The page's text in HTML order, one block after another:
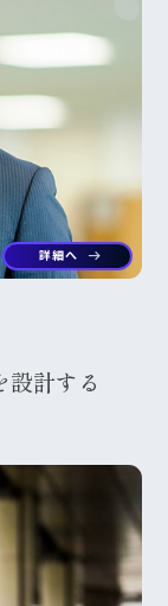
詳細へ arrow_right_alt
計する